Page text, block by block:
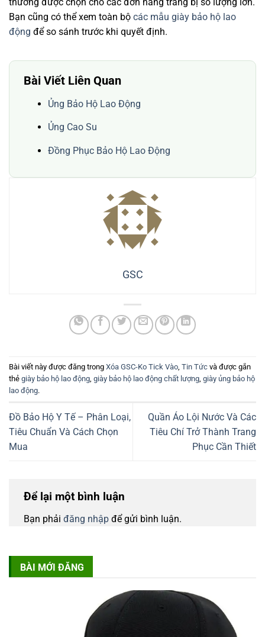
Bạn cũng có thể xem toàn bộ các mẫu giày bảo hộ lao
động để so sánh trước khi quyết định.
Bài Viết Liên Quan
Ủng Bảo Hộ Lao Động
Ủng Cao Su
Đồng Phục Bảo Hộ Lao Động
GSC
Bài viết này được đăng trong Xóa GSC-Ko Tick Vào Tin Tức và được gắn
thẻ giày bảo hộ lao động giày bảo hộ lao động chất lượng giày ủng bảo hộ
lao động.
Đồ Bảo Hộ Y Tế – Phân Loại,
Tiêu Chuẩn Và Cách Chọn
Mua
Quần Áo Lội Nước Và Các
Tiêu Chí Trở Thành Trang
Phục Cần Thiết
Để lại một bình luận
Bạn phải đăng nhập để gửi bình luận.
BÀI MỚI ĐĂNG